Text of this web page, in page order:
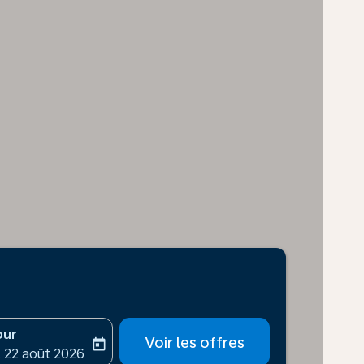
aria-labelreturn-date-aria-label
22 août 2026
today Voir les offres